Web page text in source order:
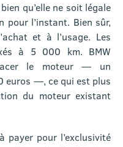
qu’elle ne soit légale
pour l’instant. Bien sûr,
et à l’usage. Les
à 5 000 km. BMW
le moteur — un
euros —, ce qui est plus
du moteur existant
payer pour l’exclusivité